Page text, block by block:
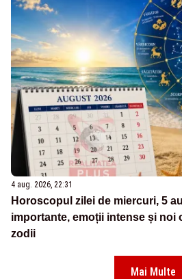
4 aug. 2026, 22:31
Horoscopul zilei de miercuri, 5
importante, emoții intense și noi
zodii
Mai Multe